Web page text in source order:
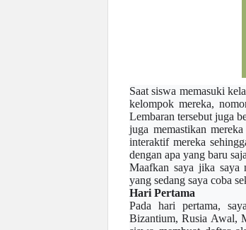
Saat siswa memasuki
kelompok mereka,
Lembaran tersebut juga
juga memastikan
interaktif mereka
dengan apa yang baru
Maafkan saya jika saya
yang sedang saya coba
Hari Pertama
Pada hari pertama,
Bizantium, Rusia Awal,